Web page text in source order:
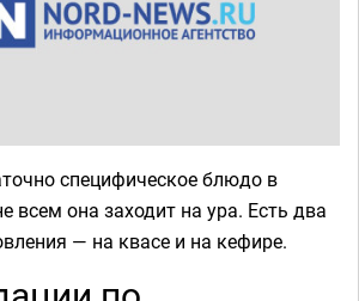
специфическое блюдо в
всем она заходит на ура. Есть два
— на квасе и на кефире.